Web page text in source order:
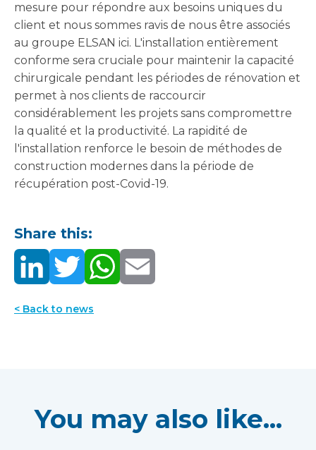
mesure pour répondre aux besoins uniques du
client et nous sommes ravis de nous être associés
au groupe ELSAN ici. L'installation entièrement
conforme sera cruciale pour maintenir la capacité
chirurgicale pendant les périodes de rénovation et
permet à nos clients de raccourcir
considérablement les projets sans compromettre
la qualité et la productivité. La rapidité de
l'installation renforce le besoin de méthodes de
construction modernes dans la période de
récupération post-Covid-19.
Share this:
< Back to news
You may also like...